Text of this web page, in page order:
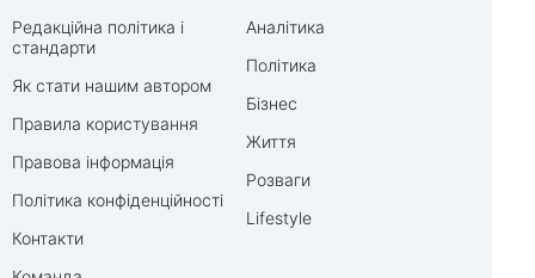
Редакційна політика і
стандарти
Як стати нашим автором
Правила користування
Правова інформація
Політика конфіденційності
Контакти
Аналітика
Політика
Бізнес
Життя
Розваги
Lifestyle